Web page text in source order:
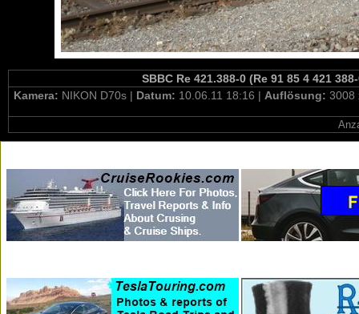
SBBC Re 421.388-0 (Re 91 85 4 421
Kamera: NIKON D70s | Datum: 10.06.11 18:16 | Auflösung: 3008